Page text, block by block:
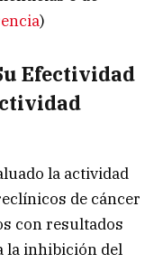
)
Efectividad
la actividad
de cáncer
con resultados
la inhibición del